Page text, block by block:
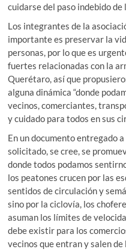
cuidarse del paso indebido
Los integrantes de la
importante es preservar la
personas, por lo que es
fuertes relacionadas con la
Querétaro, así que
alguna dinámica “donde
vecinos, comerciantes,
y cuidado para todos en sus
En un documento entregado
solicitado, se cree, se
donde todos podamos
los peatones crucen por las
sentidos de circulación y
sino por la ciclovía, los
asuman los límites de
debe existir para los
vecinos que entran y salen de